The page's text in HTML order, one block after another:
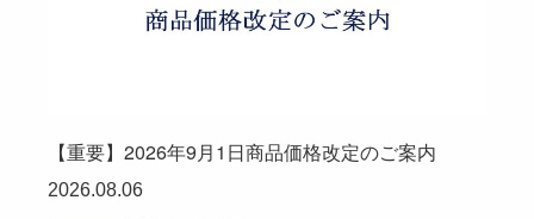
【重要】2026年9月1日商品価格改定のご案内
2026.08.06